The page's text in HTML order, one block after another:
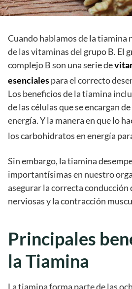
Cuando hablamos de la tiamina
de las vitaminas del grupo B. El
complejo B son una serie de
esencialespara el correcto
Los beneficios de la tiamina
de las células que se encargan
energía. Y la manera en que lo
los carbohidratos en energía
Sin embargo, la tiamina
importantísimas en nuestro
asegurar la correcta conducción
nerviosas y la contracción
Principales
la Tiamina
La tiamina forma parte de las